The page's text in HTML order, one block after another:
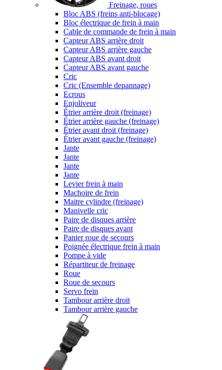
Freinage, roues
Bloc ABS (freins anti-blocage)
Bloc électrique de frein à main
Cable de commande de frein à main
Capteur ABS arrière droit
Capteur ABS arrière gauche
Capteur ABS avant droit
Capteur ABS avant gauche
Cric
Cric (Ensemble depannage)
Ecrous
Enjoliveur
Étrier arrière droit (freinage)
Étrier arrière gauche (freinage)
Étrier avant droit (freinage)
Étrier avant gauche (freinage)
Jante
Jante
Jante
Jante
Levier frein à main
Machoire de frein
Maitre cylindre (freinage)
Manivelle cric
Paire de disques arrière
Paire de disques avant
Panier roue de secours
Poignée électrique frein à main
Pompe à vide
Répartiteur de freinage
Roue
Roue de secours
Servo frein
Tambour arrière droit
Tambour arrière gauche